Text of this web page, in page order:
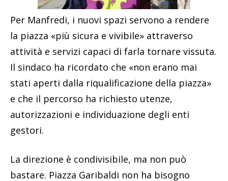
Per Manfredi, i nuovi spazi servono a rendere
la piazza «più sicura e vivibile» attraverso
attività e servizi capaci di farla tornare vissuta.
Il sindaco ha ricordato che «non erano mai
stati aperti dalla riqualificazione della piazza»
e che il percorso ha richiesto utenze,
autorizzazioni e individuazione degli enti
gestori.
La direzione è condivisibile, ma non può
bastare. Piazza Garibaldi non ha bisogno